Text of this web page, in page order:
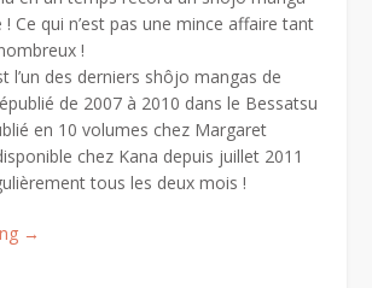
Ce qui n’est pas une mince affaire tant
!
l’un des derniers shôjo mangas de
de 2007 à 2010 dans le Bessatsu
en 10 volumes chez Margaret
chez Kana depuis juillet 2011
tous les deux mois !
« Strobe
→